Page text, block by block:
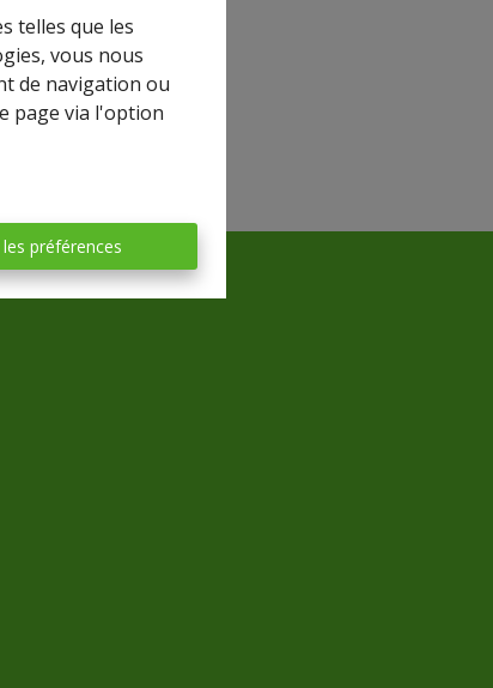
telles que les
vous nous
de navigation ou
page via l'option
préférences